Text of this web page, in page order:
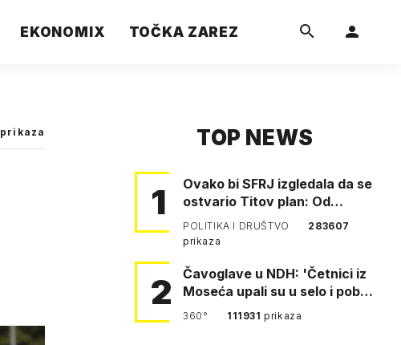
EKONOMIX TOČKA ZAREZ
prikaza TOP NEWS
1
Ovako bi SFRJ izgledala da se
ostvario Titov plan: Od
Klagenfurta do Istanbula!
POLITIKA I DRUŠTVO
283607
prikaza
2
Čavoglave u NDH: 'Četnici iz
Moseća upali su u selo i pobili
obitelj Perković'
360° 111931prikaza